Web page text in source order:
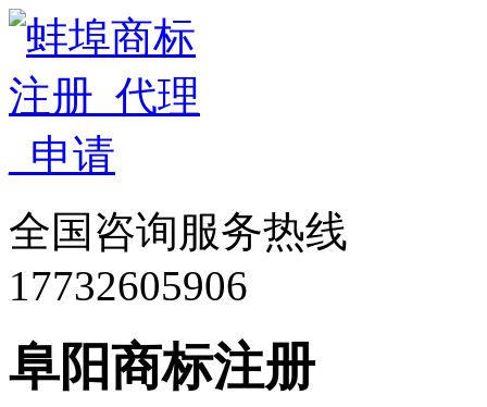
全国咨询服务热线
17732605906
阜阳商标注册